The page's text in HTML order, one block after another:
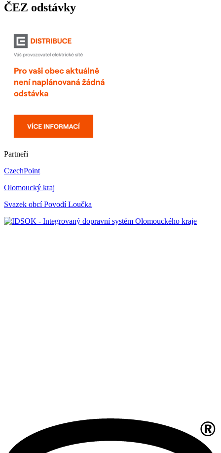
ČEZ odstávky
Partneři
CzechPoint
Olomoucký kraj
Svazek obcí Povodí Loučka